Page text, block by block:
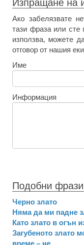
Изпращане на
Ако забелязвате
тази фраза или сте
използва, можете
отговор от нашия
Име
Информация
Подобни фрази
Черно злато
Няма да ми падне
Като злато в огън
Загубеното злато
време – не